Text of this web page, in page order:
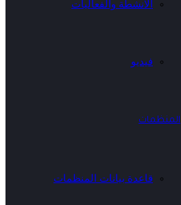
الانشطة والفعاليات
فيديو
المنظمات
قاعدة بيانات المنظمات